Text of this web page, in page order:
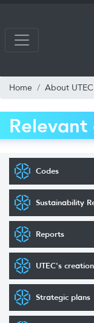
Home About UTEC
Codes
Sustainability
Reports
UTEC's creation
Strategic plans